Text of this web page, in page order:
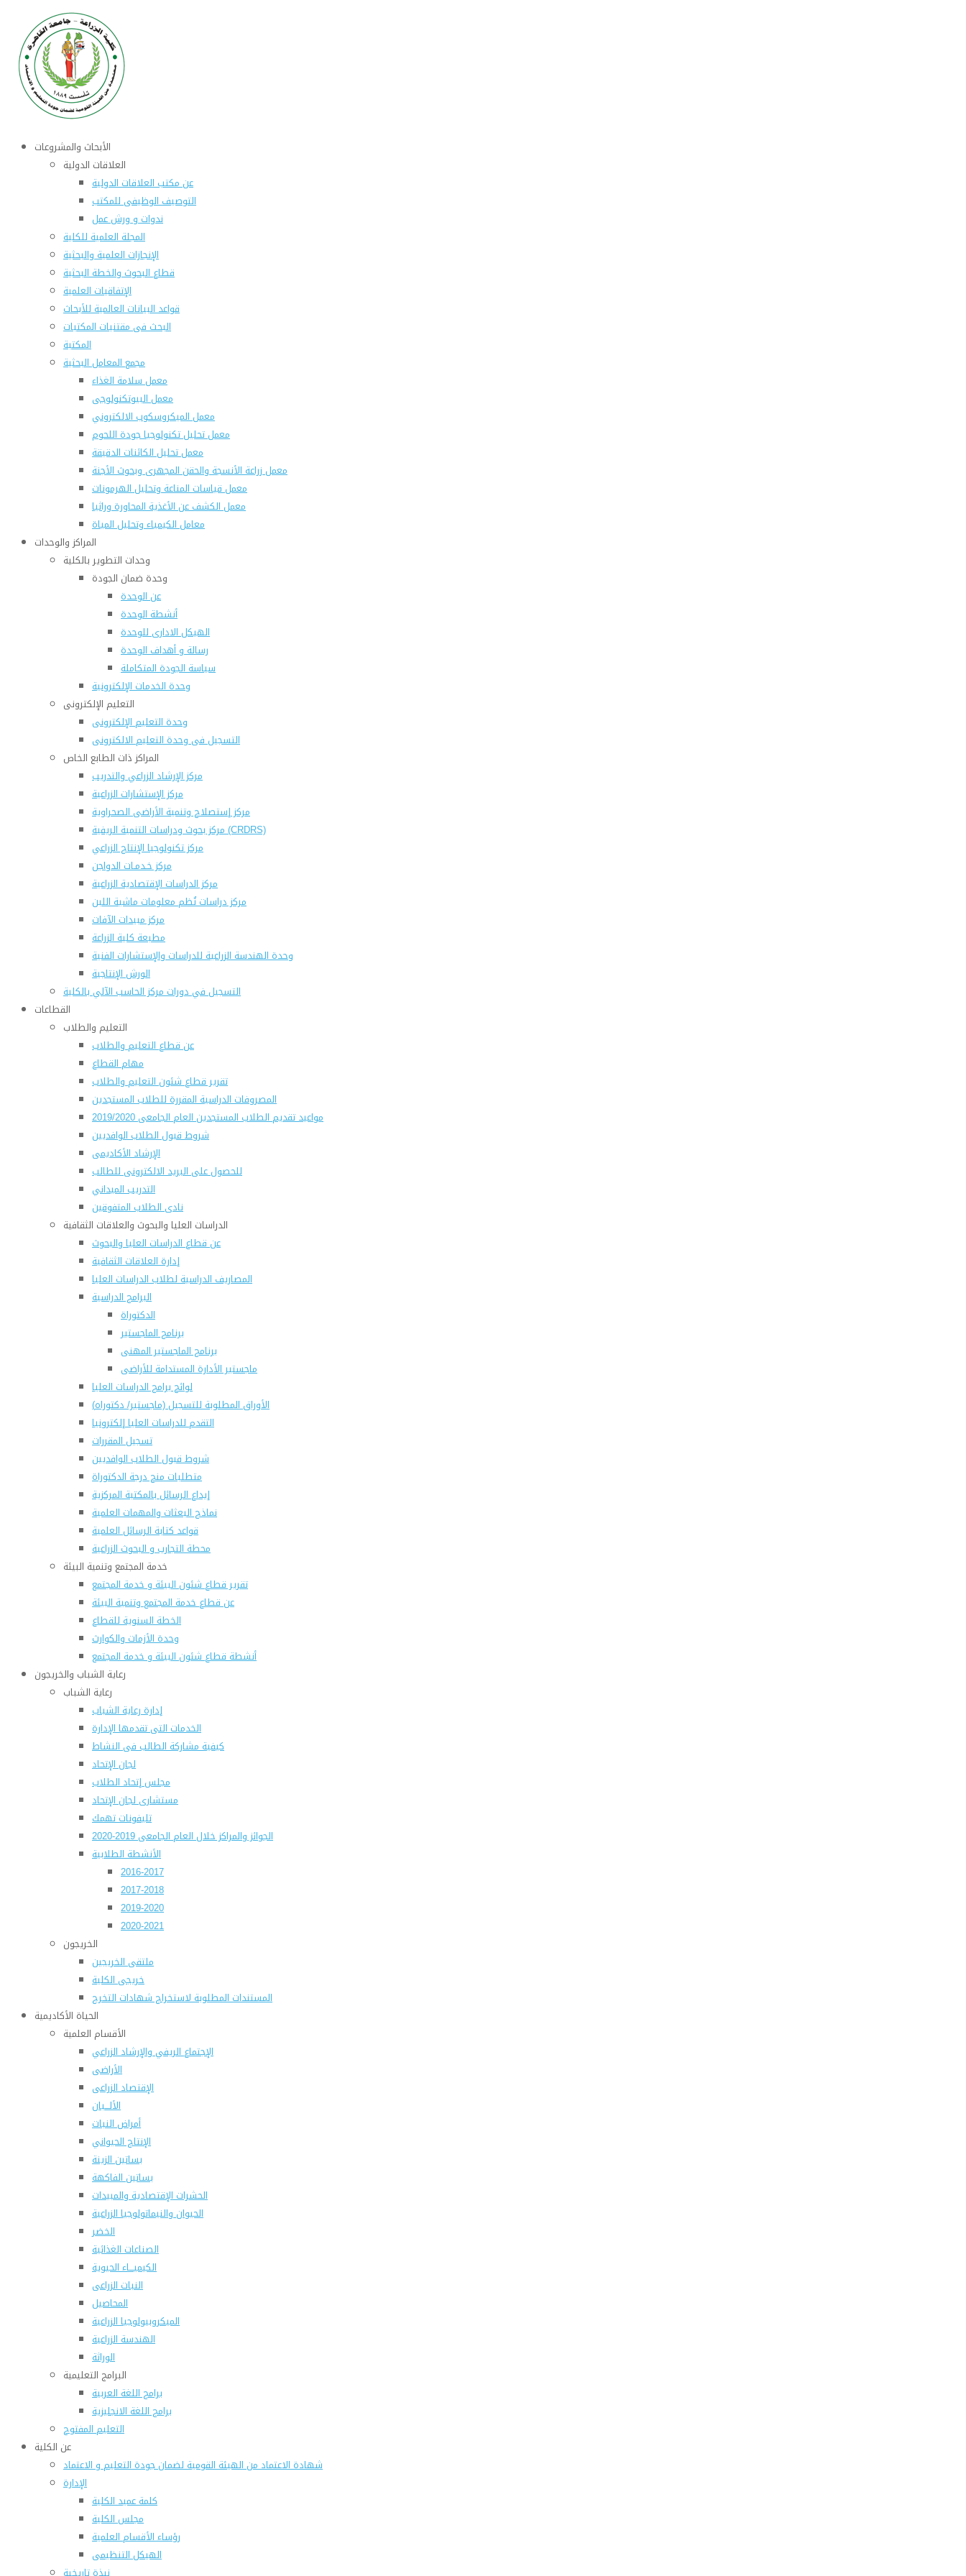
الأبحاث والمشروعات
العلاقات الدولية
عن مكتب العلاقات الدولية
التوصيف الوظيفى للمكتب
ندوات و ورش عمل
المجلة العلمية للكلية
الإنجازات العلمية والبحثية
قطاع البحوث والخطة البحثية
الإتفاقيات العلمية
قواعد البيانات العالمية للأبحاث
البحث فى مقتنيات المكتبات
المكتبة
مجمع المعامل البحثية
معمل سلامة الغذاء
معمل البيوتكنولوجى
معمل الميكروسكوب الالكتروني
معمل تحليل تكنولوجيا جودة اللحوم
معمل تحليل الكائنات الدقيقة
معمل زراعة الأنسجة والحقن المجهرى وبحوث الأجنة
معمل قياسات المناعة وتحليل الهرمونات
معمل الكشف عن الأغذية المحاورة وراثيا
معامل الكيمياء وتحليل المياة
المراكز والوحدات
وحدات التطوير بالكلية
وحدة ضمان الجودة
عن الوحدة
أنشطة الوحدة
الهيكل الادارى للوحدة
رسالة و أهداف الوحدة
سياسة الجودة المتكاملة
وحدة الخدمات الإلكترونية
التعليم الإلكترونى
وحدة التعليم الإلكترونى
التسجيل فى وحدة التعليم الالكترونى
المراكز ذات الطابع الخاص
مركز الإرشاد الزراعي والتدريب
مركز الإستشارات الزراعية
مركز إستصلاح وتنمية الأراضى الصحراوية
مركز بحوث ودراسات التنمية الريفية (CRDRS)
مركز تكنولوجيا الإنتاج الزراعي
مركز خـدمـات الدواجن
مركز الدراسات الإقتصادية الزراعية
مركز دراسات نُظم معلومات ماشية اللبن
مركز مبيدات الآفات
مطبعة كلية الزراعة
وحدة الهندسة الزراعية للدراسات والإستشارات الفنية
الورش الإنتاجية
التسجيل في دورات مركز الحاسب الآلي بالكلية
القطاعات
التعليم والطلاب
عن قطاع التعليم والطلاب
مهام القطاع
تقرير قطاع شئون التعليم والطلاب
المصروفات الدراسية المقررة للطلاب المستجدين
مواعيد تقديم الطلاب المستجدين العام الجامعى 2019/2020
شروط قبول الطلاب الوافديين
الإرشاد الأكاديمى
للحصول على البريد الالكترونى للطالب
التدريب الميداني
نادى الطلاب المتفوقين
الدراسات العليا والبحوث والعلاقات الثقافية
عن قطاع الدراسات العليا والبحوث
إدارة العلاقات الثقافية
المصاريف الدراسية لطلاب الدراسات العليا
البرامج الدراسية
الدكتوراة
برنامج الماجستير
برنامج الماجستير المهنى
ماجستير الأدارة المستدامة للأراضى
لوائح برامج الدراسات العليا
(الأوراق المطلوبة للتسجيل (ماجستير/ دكتوراه
التقدم للدراسات العليا إلكترونيا
تسجيل المقررات
شروط قبول الطلاب الوافديين
متطلبات منح درجة الدكتوراة
إيداع الرسائل بالمكتبة المركزية
نماذج البعثات والمهمات العلمية
قواعد كتابة الرسائل العلمية
محطة التجارب و البحوث الزراعية
خدمة المجتمع وتنمية البيئة
تقرير قطاع شئون البيئة و خدمة المجتمع
عن قطاع خدمة المجتمع وتنمية البيئة
الخطة السنوية للقطاع
وحدة الأزمات والكوارث
أنشطة قطاع شئون البيئة و خدمة المجتمع
رعاية الشباب والخريجون
رعاية الشباب
إدارة رعاية الشباب
الخدمات التى تقدمها الإدارة
كيفية مشاركة الطالب فى النشاط
لجان الإتحاد
مجلس إتحاد الطلاب
مستشارى لجان الإتحاد
تليفونات تهمك
الجوائز والمراكز خلال العام الجامعى 2019-2020
الأنشطة الطلابية
2016-2017
2017-2018
2019-2020
2020-2021
الخريجون
ملتقى الخريجين
خريجى الكلية
المستندات المطلوبة لاستخراج شهادات التخرج
الحياة الأكاديمية
الأقسام العلمية
الإجتماع الريفي والإرشاد الزراعي
الأراضى
الإقتصاد الزراعى
الألـــبان
أمراض النبات
الإنتاج الحيواني
بساتين الزينة
بساتين الفاكهة
الحشرات الإقتصادية والمبيدات
الحيوان والنيماتولوجيا الزراعية
الخضر
الصناعات الغذائية
الكيميـــاء الحيوية
النبات الزراعى
المحاصيل
الميكروبيولوجيا الزراعية
الهندسة الزراعية
الوراثة
البرامج التعليمية
برامج اللغة العربية
برامج اللغة الانجليزية
التعليم المفتوح
عن الكلية
شهادة الاعتماد من الهيئة القومية لضمان جودة التعليم و الاعتماد
الإدارة
كلمة عميد الكلية
مجلس الكلية
رؤساء الأقسام العلمية
الهيكل التنظيمى